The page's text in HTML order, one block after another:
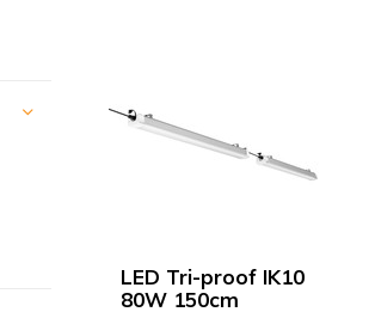
LED Tri-proof IK10
80W 150cm